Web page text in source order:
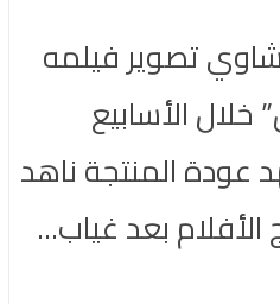
تصوير فيلمه
خلال الأسابيع
عودة المنتجة ناهد
بعد غياب...